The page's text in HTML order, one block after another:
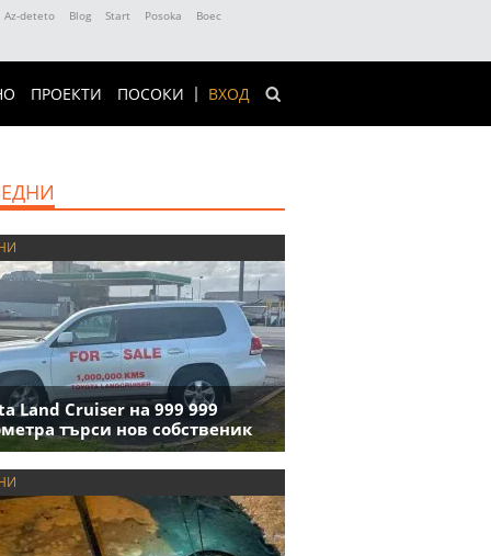
Az-deteto Blog Start Posoka
Boec
ВХОД
ПРОЕКТИ ПОСОКИ
Land Cruiser на 999 999
търси нов собственик